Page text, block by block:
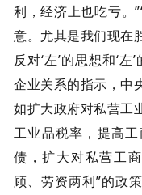
利，经济上也吃亏。
意。尤其是我们现在
反对‘左’的思想和‘
企业关系的指示，中
如扩大政府对私营工
工业品税率，提高
债，扩大对私营工
顾、劳资两利”的政